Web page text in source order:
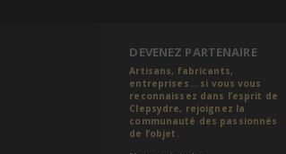
DEVENEZ PARTENAIRE
Artisans, fabricants,
entreprises... si vous vous
reconnaissez dans l’esprit de
Clepsydre, rejoignez la
communauté des passionnés
de l’objet.